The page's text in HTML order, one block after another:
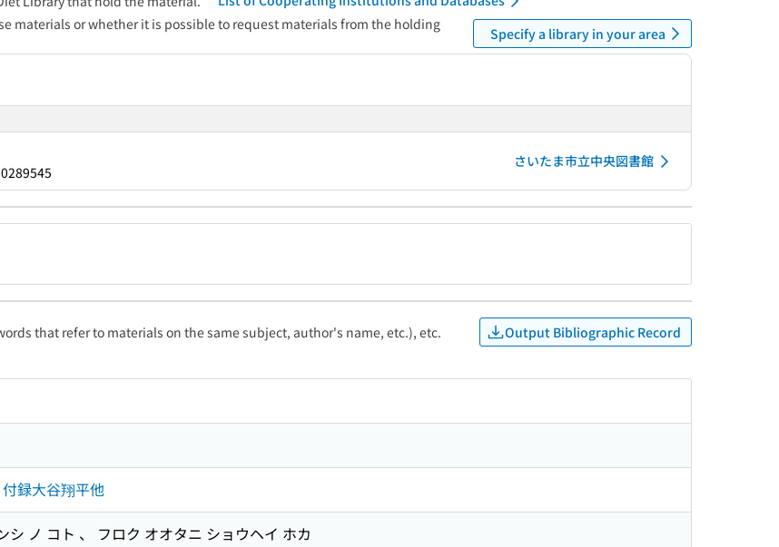
materials or whether it is possible to request materials from the holding
Specify a library in your area
さいたま市立中央図書館
that refer to materials on the same subject, author's name, etc.), etc. Output Bibliographic Record
録大谷翔平他
シ ノ コト 、 フロク オオタニ ショウヘイ ホカ